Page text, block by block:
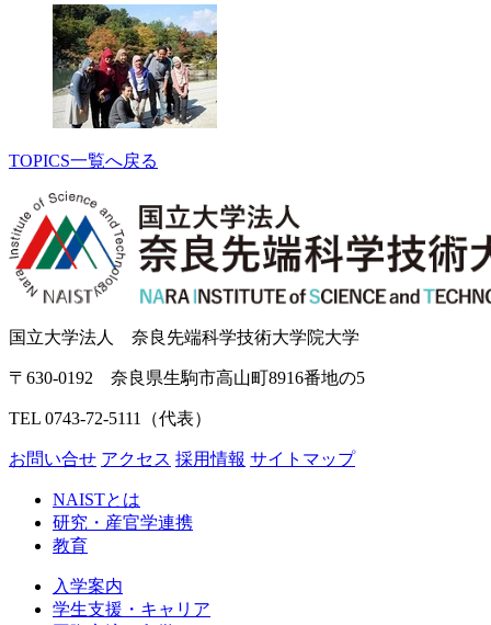
TOPICS一覧へ戻る
国立大学法人 奈良先端科学技術大学院大学
〒630-0192 奈良県生駒市高山町8916番地の5
TEL 0743-72-5111（代表）
お問い合せ アクセス 採用情報 サイトマップ
NAISTとは
研究・産官学連携
教育
入学案内
学生支援・キャリア